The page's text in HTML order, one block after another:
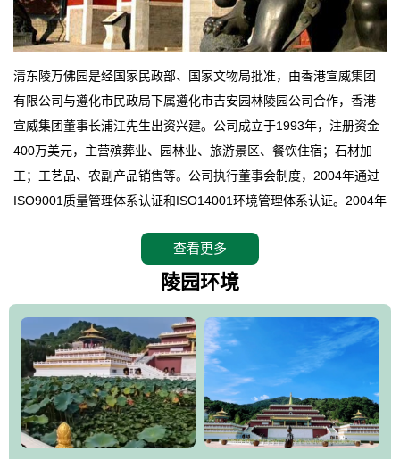
清东陵万佛园是经国家民政部、国家文物局批准，由香港宣威集团
有限公司与遵化市民政局下属遵化市吉安园林陵园公司合作，香港
宣威集团董事长浦江先生出资兴建。公司成立于1993年，注册资金
400万美元，主营殡葬业、园林业、旅游景区、餐饮住宿；石材加
工；工艺品、农副产品销售等。公司执行董事会制度，2004年通过
ISO9001质量管理体系认证和ISO14001环境管理体系认证。2004年
拥有4A级旅游区头衔的花园式陵园，园内建有四星级酒店一座。
万佛园位于遵化市境内，座落在世界文化遗产清东陵地形墙内，地
形绝佳，地理位置优越，交通便利。公司以“建设全国顶级人生后花
园、打造佛教精品旅游圣地”为目标，以海外归侨、国内外知名人士
的墓地安葬、祭祀吊亡并结合旅游参观构成其主要使用功能；以苍
郁绚丽、优雅宜人的园林景观构成其外部形象。通过墓园建设与造
园手法相结合的默契操作，建成一处特色鲜明、服务周全、环境优
美、民族风格突出，与周边文物古迹交相呼应的极具吸引力的花园
式园林。
查看更多
陵园环境